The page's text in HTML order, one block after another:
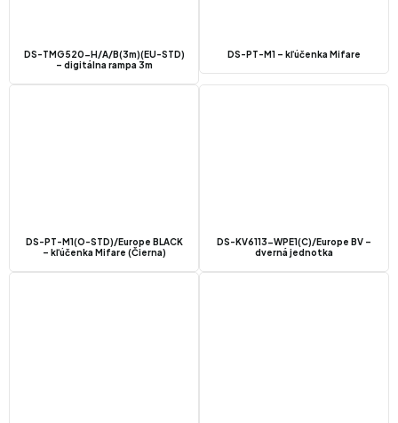
DS-TMG520-H/A/B(3m)(EU-STD)
– digitálna rampa 3m
DS-PT-M1 – kľúčenka Mifare
DS-PT-M1(O-STD)/Europe BLACK
– kľúčenka Mifare (Čierna)
DS-KV6113-WPE1(C)/Europe BV –
dverná jednotka